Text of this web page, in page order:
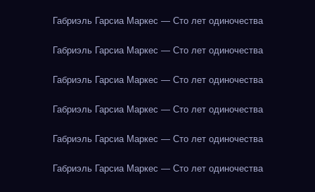
Габриэль Гарсиа Маркес — Сто лет одиночества
Габриэль Гарсиа Маркес — Сто лет одиночества
Габриэль Гарсиа Маркес — Сто лет одиночества
Габриэль Гарсиа Маркес — Сто лет одиночества
Габриэль Гарсиа Маркес — Сто лет одиночества
Габриэль Гарсиа Маркес — Сто лет одиночества